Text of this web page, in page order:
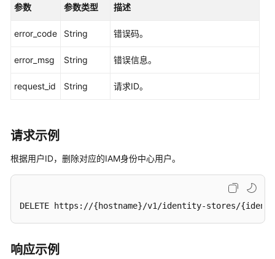
用
序
书
例
配
管
MFA
参数 参数类型 描述
error_code String 错误码。
error_msg String 错误信息。
request_id String 请求ID。
请求示例
根据用户ID，删除对应的IAM身份中心用户。
DELETE https://{hostname}/v1/identity-stores/
响应示例